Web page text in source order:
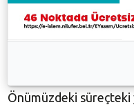
organizatörleri
“Nilüfer’in
sahip olan Dağyenice
ülkemize tanıttığınız
Bu maratona katılım
Önümüzdeki süreçteki